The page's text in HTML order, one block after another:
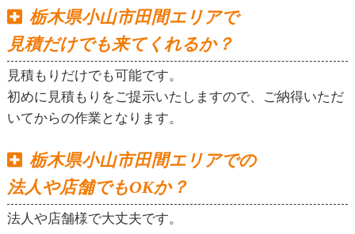
栃木県小山市田間エリアで
見積だけでも来てくれるか？
見積もりだけでも可能です。
初めに見積もりをご提示いたしますので、ご納得いただ
いてからの作業となります。
栃木県小山市田間エリアでの
法人や店舗でもOKか？
法人や店舗様で大丈夫です。